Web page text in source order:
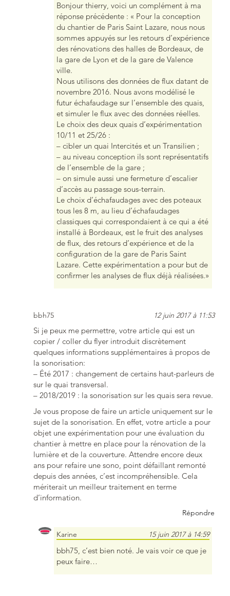
Bonjour thierry, voici un complément à ma
réponse précédente : « Pour la conception
du chantier de Paris Saint Lazare, nous nous
sommes appuyés sur les retours d’expérience
des rénovations des halles de Bordeaux, de
la gare de Lyon et de la gare de Valence
ville.
Nous utilisons des données de flux datant de
novembre 2016. Nous avons modélisé le
futur échafaudage sur l’ensemble des quais,
et simuler le flux avec des données réelles.
Le choix des deux quais d’expérimentation
10/11 et 25/26 :
– cibler un quai Intercités et un Transilien ;
– au niveau conception ils sont représentatifs
de l’ensemble de la gare ;
– on simule aussi une fermeture d’escalier
d’accès au passage sous-terrain.
Le choix d’échafaudages avec des poteaux
tous les 8 m, au lieu d’échafaudages
classiques qui correspondaient à ce qui a été
installé à Bordeaux, est le fruit des analyses
de flux, des retours d’expérience et de la
configuration de la gare de Paris Saint
Lazare. Cette expérimentation a pour but de
confirmer les analyses de flux déjà réalisées.»
bbh75 12 juin 2017 à 11:53
Si je peux me permettre, votre article qui est un
copier / coller du flyer introduit discrètement
quelques informations supplémentaires à propos de
la sonorisation:
– Été 2017 : changement de certains haut-parleurs de
sur le quai transversal.
– 2018/2019 : la sonorisation sur les quais sera revue.
Je vous propose de faire un article uniquement sur le
sujet de la sonorisation. En effet, votre article a pour
objet une expérimentation pour une évaluation du
chantier à mettre en place pour la rénovation de la
lumière et de la couverture. Attendre encore deux
ans pour refaire une sono, point défaillant remonté
depuis des années, c’est incompréhensible. Cela
mériterait un meilleur traitement en terme
d’information.
Répondre
Karine 15 juin 2017 à 14:59
bbh75, c’est bien noté. Je vais voir ce que je
peux faire…